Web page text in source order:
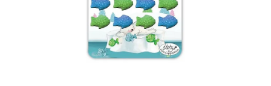
Moje objednávka
Obchodní podmínky
Podmínky ochrany osobních údajů
Ověřování recenzí